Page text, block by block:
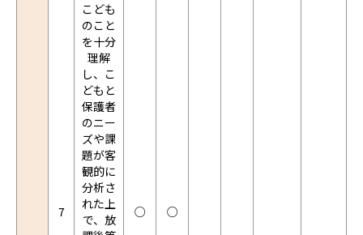
7
こども
のこと
を十分
理解
し、こ
どもと
保護者
のニー
ズや課
題が客
観的に
分析さ
れた上
で、放
○ ○